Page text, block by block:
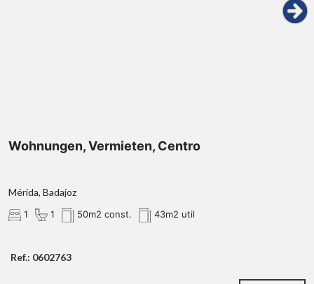
Wohnungen, Vermieten, Centro
Mérida, Badajoz
1 1 50m2 const. 43m2 util
Ref.: 0602763